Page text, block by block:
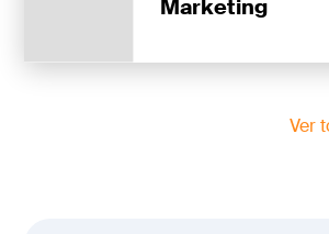
Marketing
Ver